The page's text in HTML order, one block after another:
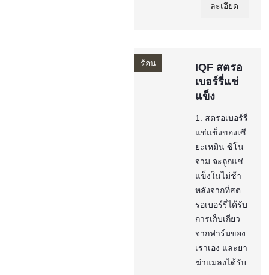
ละเอียด
ร้อน
IQF สตรอ
เบอร์รี่แช่
แข็ง
1. สตรอเบอร์รี่
แช่แข็งของเซี
ยะเหมิน ซิโน
จาม จะถูกแช่
แข็งในไม่ช้า
หลังจากที่สต
รอเบอร์รี่ได้รับ
การเก็บเกี่ยว
จากฟาร์มของ
เราเอง และยา
ฆ่าแมลงได้รับ